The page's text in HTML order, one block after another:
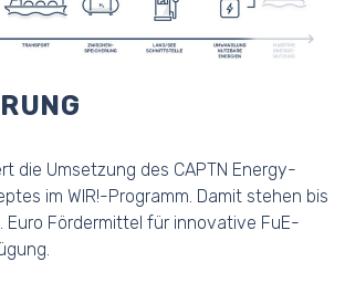
die Umsetzung des CAPTN Energy-
im WIR!-Programm. Damit stehen bis
Euro Fördermittel für innovative FuE-